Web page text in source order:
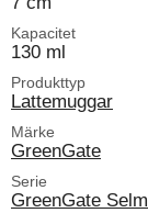
Kapacitet
130 ml
Produkttyp
Lattemuggar
Märke
GreenGate
Serie
GreenGate